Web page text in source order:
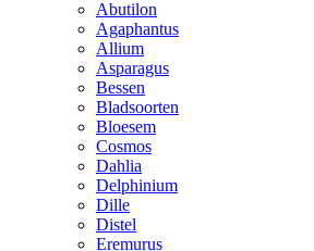
Abutilon
Agaphantus
Allium
Asparagus
Bessen
Bladsoorten
Bloesem
Cosmos
Dahlia
Delphinium
Dille
Distel
Eremurus